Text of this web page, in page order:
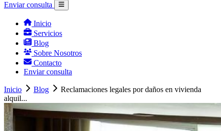
Enviar consulta
Inicio
Servicios
Blog
Sobre Nosotros
Contacto
Enviar consulta
Inicio Blog
Reclamaciones legales por daños en vivienda
alquil...